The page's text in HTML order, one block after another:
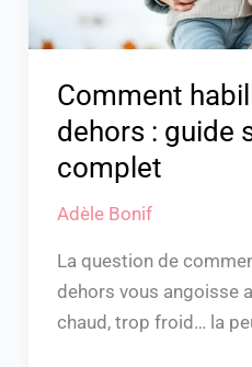
Comment
dehors : guide
complet
Adèle Bonif
La question de
dehors vous angoisse
chaud, trop froid… la